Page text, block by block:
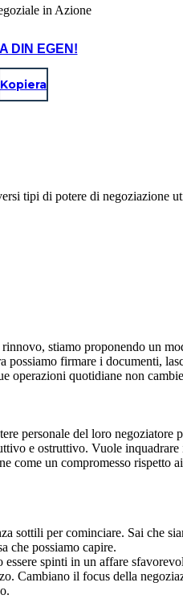
DIN EGEN!
Kopiera
tipi di potere di negoziazione
stiamo proponendo un
possiamo firmare i documenti,
operazioni quotidiane non
personale del loro negoziatore
e ostruttivo. Vuole inquadrare
come un compromesso rispetto ai
sottili per cominciare. Sai che
che possiamo capire.
spinti in un affare
Cambiano il focus della